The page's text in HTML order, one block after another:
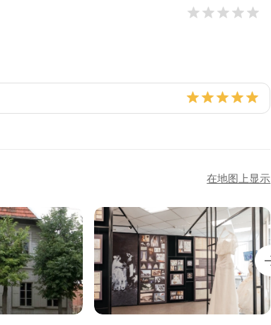
在地图上显示